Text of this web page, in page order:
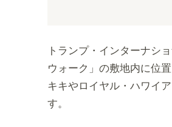
トランプ・インターナシ
ウォーク」の敷地内に位
キキやロイヤル・ハワイ
す。